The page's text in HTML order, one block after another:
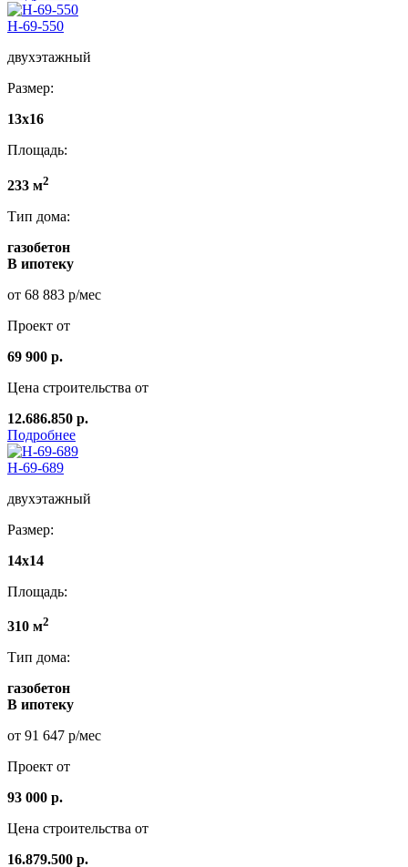
Н-69-550
двухэтажный
Размер:
13х16
Площадь:
233 м2
Тип дома:
газобетон
В ипотеку
от 68 883 р/мес
Проект от
69 900 р.
Цена строительства от
12.686.850 р.
Подробнее
Н-69-689
двухэтажный
Размер:
14x14
Площадь:
310 м2
Тип дома:
газобетон
В ипотеку
от 91 647 р/мес
Проект от
93 000 р.
Цена строительства от
16.879.500 р.